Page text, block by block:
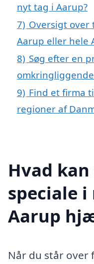
nyt tag i Aarup?
7) Oversigt over
Aarup eller hele
8) Søg efter en
9) Find et firma
regioner af
Hvad
speciale
Aarup
Når du står over